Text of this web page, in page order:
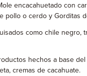
encacahuetado con
o cerdo y Gorditas
como chile
hechos a base
cremas de cacahuate.